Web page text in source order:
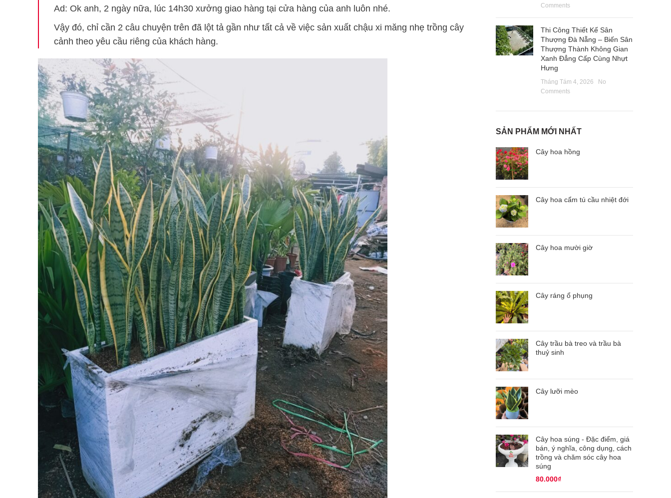
Ad: Ok anh, 2 ngày nữa, lúc 14h30 xưởng giao hàng tại cửa hàng của anh luôn nhé.
Vậy đó, chỉ cần 2 câu chuyện trên đã lột tả gần như tất cả về việc sản xuất chậu xi măng nhẹ trồng cây
cảnh theo yêu cầu riêng của khách hàng.
Comments
Thi Công Thiết Kế Sân
Thượng Đà Nẵng – Biến Sân
Thượng Thành Không Gian
Xanh Đẳng Cấp Cùng Nhựt
Hưng
Tháng Tám 4, 2026
No
Comments
SẢN PHẨM MỚI NHẤT
Cây hoa hồng
Cây hoa cẩm tú cầu nhiệt đới
Cây hoa mười giờ
Cây ráng ổ phụng
Cây trầu bà treo và trầu bà
thuỷ sinh
Cây lưỡi mèo
Cây hoa súng - Đặc điểm, giá
bán, ý nghĩa, công dụng, cách
trồng và chăm sóc cây hoa
súng
80.000₫